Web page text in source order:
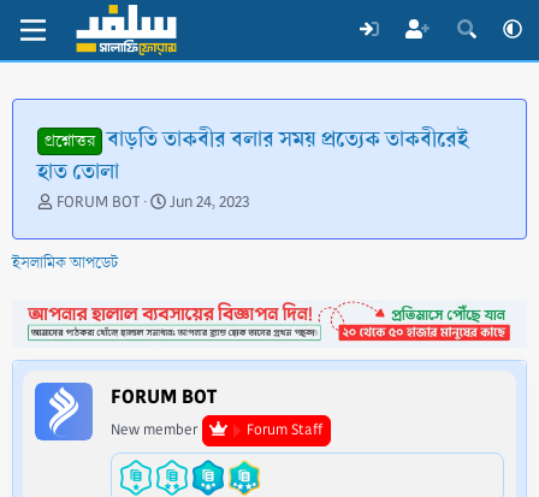
প্রশ্নোত্তর বাড়তি তাকবীর বলার সময় প্রত্যেক তাকবীরেই
হাত তোলা
T
r
e
d
s
t
a
r
t
FORUM BOT
S
a
d
a
t
e
Jun 24, 2023
ইসলামিক আপডেট
FORUM BOT
New member Forum Staff